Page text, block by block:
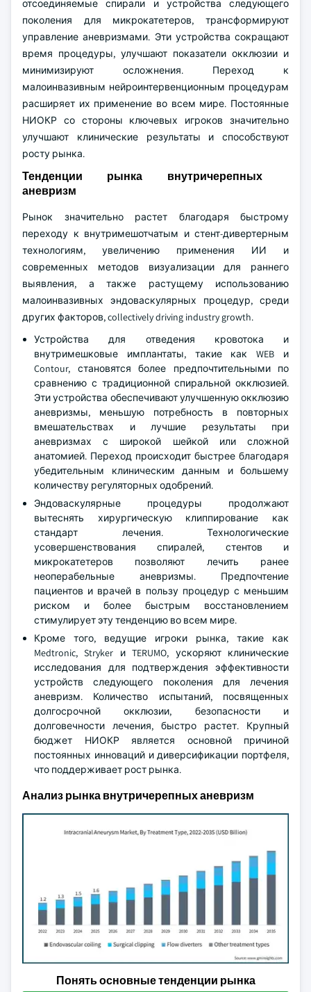
отсоединяемые спирали и устройства следующего
поколения для микрокатетеров, трансформируют
управление аневризмами. Эти устройства сокращают
время процедуры, улучшают показатели окклюзии и
минимизируют осложнения. Переход к
малоинвазивным нейроинтервенционным процедурам
расширяет их применение во всем мире. Постоянные
НИОКР со стороны ключевых игроков значительно
улучшают клинические результаты и способствуют
росту рынка.
Тенденции рынка внутричерепных
аневризм
Рынок значительно растет благодаря быстрому
переходу к внутримешотчатым и стент-дивертерным
технологиям, увеличению применения ИИ и
современных методов визуализации для раннего
выявления, а также растущему использованию
малоинвазивных эндоваскулярных процедур, среди
других факторов, collectively driving industry growth.
Устройства для отведения кровотока и
внутримешковые имплантаты, такие как WEB и
Contour, становятся более предпочтительными по
сравнению с традиционной спиральной окклюзией.
Эти устройства обеспечивают улучшенную окклюзию
аневризмы, меньшую потребность в повторных
вмешательствах и лучшие результаты при
аневризмах с широкой шейкой или сложной
анатомией. Переход происходит быстрее благодаря
убедительным клиническим данным и большему
количеству регуляторных одобрений.
Эндоваскулярные процедуры продолжают
вытеснять хирургическую клиппирование как
стандарт лечения. Технологические
усовершенствования спиралей, стентов и
микрокатетеров позволяют лечить ранее
неоперабельные аневризмы. Предпочтение
пациентов и врачей в пользу процедур с меньшим
риском и более быстрым восстановлением
стимулирует эту тенденцию во всем мире.
Кроме того, ведущие игроки рынка, такие как
Medtronic, Stryker и TERUMO, ускоряют клинические
исследования для подтверждения эффективности
устройств следующего поколения для лечения
аневризм. Количество испытаний, посвященных
долгосрочной окклюзии, безопасности и
долговечности лечения, быстро растет. Крупный
бюджет НИОКР является основной причиной
постоянных инноваций и диверсификации портфеля,
что поддерживает рост рынка.
Анализ рынка внутричерепных аневризм
Понять основные тенденции рынка